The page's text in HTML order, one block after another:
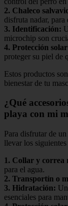
2. Chaleco
disfruta nadar, para
3. Identificación:
microchip son
4. Protección solar
proteger su piel de
Estos productos
bienestar de tu
¿Qué
playa con mi
Para disfrutar de
llevar los siguientes
1. Collar y correa
para el agua.
2. Transportín o
3. Hidratación:
esenciales para